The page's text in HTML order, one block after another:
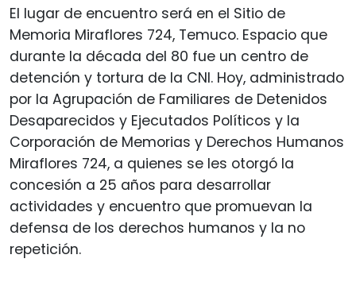
El lugar de encuentro será en el Sitio de
Memoria Miraflores 724, Temuco. Espacio que
durante la década del 80 fue un centro de
detención y tortura de la CNI. Hoy, administrado
por la Agrupación de Familiares de Detenidos
Desaparecidos y Ejecutados Políticos y la
Corporación de Memorias y Derechos Humanos
Miraflores 724, a quienes se les otorgó la
concesión a 25 años para desarrollar
actividades y encuentro que promuevan la
defensa de los derechos humanos y la no
repetición.